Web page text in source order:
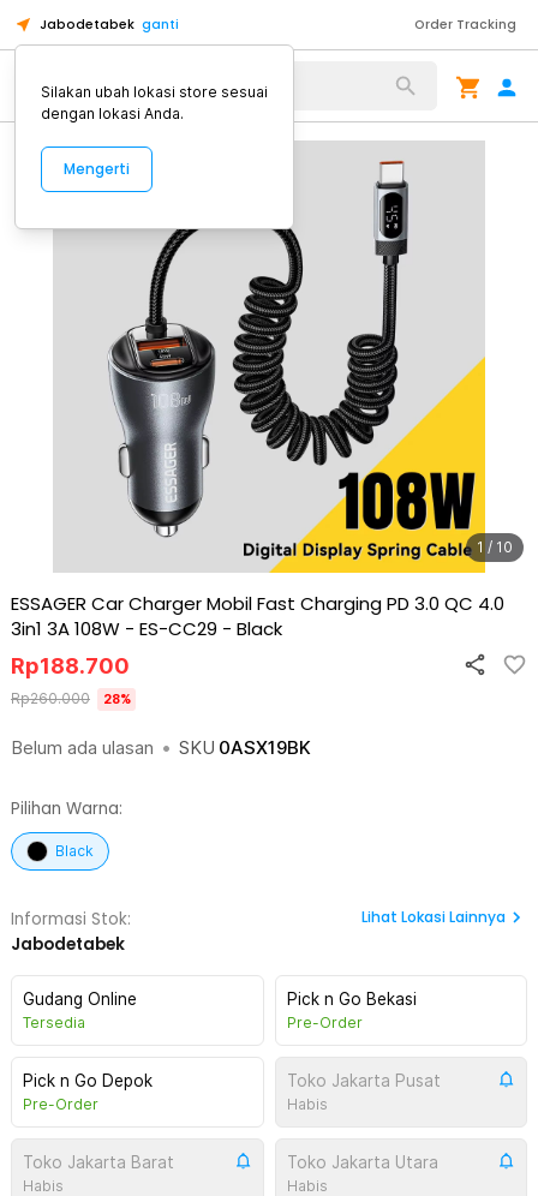
Jabodetabek ganti Order Tracking
Alat Kopi
1 / 10
ESSAGER Car Charger Mobil Fast Charging PD 3.0 QC 4.0
3in1 3A 108W - ES-CC29 - Black
Belum ada ulasan • SKU 0ASX19BK
Rp188.700
Rp260.000 28%
Pilihan Warna:
Black
Informasi Stok:
Jabodetabek
Lihat Lokasi Lainnya
Gudang Online
Tersedia
Pick n Go Bekasi
Pre-Order
Pick n Go Depok
Pre-Order
Toko Jakarta Pusat
Habis
Toko Jakarta Barat
Habis
Toko Jakarta Utara
Habis
Silakan ubah lokasi store sesuai
dengan lokasi Anda.
Mengerti